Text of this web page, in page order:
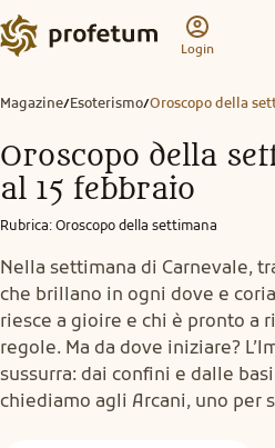
Login
Magazine/Esoterismo/Oroscopo della
Oroscopo della
al 15 febbraio
Rubrica: Oroscopo della settimana
Nella settimana di Carnevale,
che brillano in ogni dove e
riesce a gioire e chi è pronto a
regole. Ma da dove iniziare?
sussurra: dai confini e dalle
chiediamo agli Arcani, uno per